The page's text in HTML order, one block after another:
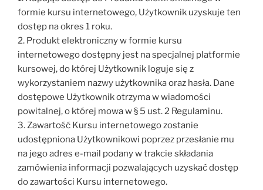
formie kursu internetowego, Użytkownik uzyskuje ten
dostęp na okres 1 roku.
2. Produkt elektroniczny w formie kursu
internetowego dostępny jest na specjalnej platformie
kursowej, do której Użytkownik loguje się z
wykorzystaniem nazwy użytkownika oraz hasła. Dane
dostępowe Użytkownik otrzyma w wiadomości
powitalnej, o której mowa w § 5 ust. 2 Regulaminu.
3. Zawartość Kursu internetowego zostanie
udostępniona Użytkownikowi poprzez przesłanie mu
na jego adres e-mail podany w trakcie składania
zamówienia informacji pozwalających uzyskać dostęp
do zawartości Kursu internetowego.